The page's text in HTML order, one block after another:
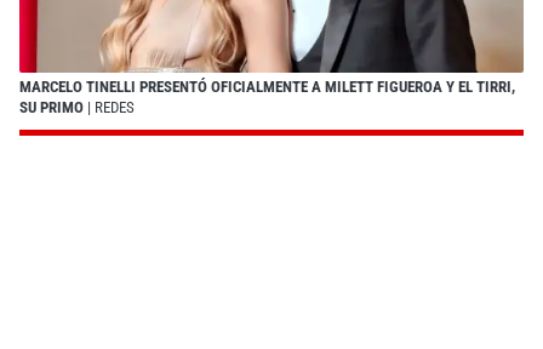
MARCELO TINELLI PRESENTÓ OFICIALMENTE A MILETT FIGUEROA Y EL TIRRI,
SU PRIMO | REDES